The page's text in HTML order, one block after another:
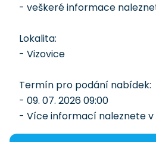
- veškeré informace
Lokalita:
- Vizovice
Termín pro podání nabídek:
- 09. 07. 2026 09:00
- Více informací naleznete